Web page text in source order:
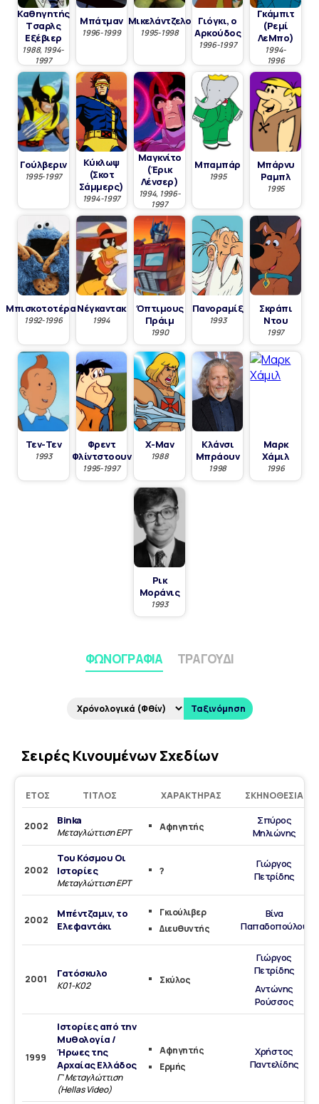
Καθηγητής
Tσαρλς
Εξέβιερ
1988, 1994-
1997
Μπάτμαν
1996-1999
Μικελάντζελο
1995-1998
Γιόγκι, ο
Αρκούδος
1996-1997
Γκάμπιτ
(Ρεμί
ΛεΜπο)
1994-
1996
Γούλβεριν
1995-1997
Κύκλωψ
(Σκοτ
Σάμμερς)
1994-1997
Μαγκνίτο
(Έρικ
Λένσερ)
1994, 1996-
1997
Μπαμπάρ
1995
Μπάρνυ
Ραμπλ
1995
Μπισκοτοτέρας
1992-1996
Νέγκαντακ
1994
Όπτιμους
Πράιμ
1990
Πανοραμίξ
1993
Σκράπι
Ντου
1997
Τεν-Τεν
1993
Φρεντ
Φλίντστοουν
1995-1997
Χ-Μαν
1988
Κλάνσι
Μπράουν
1998
Μαρκ
Χάμιλ
1996
Ρικ
Μοράνις
1993
ΦΩΝΟΓΡΑΦΊΑ ΤΡΑΓΟΎΔΙ
Ταξινόμηση
Σειρές Κινουμένων Σχεδίων
ΈΤΟΣ ΤΊΤΛΟΣ ΧΑΡΑΚΤΉΡΑΣ ΣΚΗΝΟΘΕΣΊΑ
2002 Binka
Μεταγλώττιση ΕΡΤ Αφηγητής
Σπύρος
Μηλιώνης
2002
Του Κόσμου Οι
Ιστορίες
Μεταγλώττιση ΕΡΤ
?
Γιώργος
Πετρίδης
2002
Μπέντζαμιν, το
Ελεφαντάκι
Γκιούλιβερ
Διευθυντής
Βίνα
Παπαδοπούλου
2001 Γατόσκυλο
Κ01-Κ02 Σκύλος
Γιώργος
Πετρίδης
Αντώνης
Ρούσσος
1999
Ιστορίες από την
Μυθολογία /
Ήρωες της
Αρχαίας Ελλάδος
Γ' Μεταγλώττιση
(Hellas Video)
Αφηγητής
Ερμής
Χρήστος
Παντελίδης